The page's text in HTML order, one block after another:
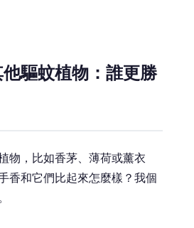
驅蚊植物：誰更勝
物，比如香茅、薄荷或薰衣
香和它們比起來怎麼樣？我個